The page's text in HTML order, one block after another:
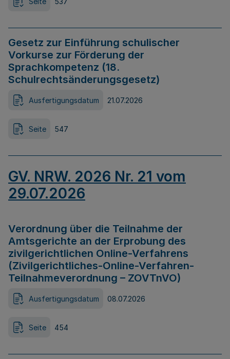
Gesetz zur Einführung schulischer
Vorkurse zur Förderung der
Sprachkompetenz (18.
Schulrechtsänderungsgesetz)
Ausfertigungsdatum 21.07.2026
Seite 547
GV. NRW. 2026 Nr. 21 vom
29.07.2026
Verordnung über die Teilnahme der
Amtsgerichte an der Erprobung des
zivilgerichtlichen Online-Verfahrens
(Zivilgerichtliches-Online-Verfahren-
Teilnahmeverordnung – ZOVTnVO)
Ausfertigungsdatum 08.07.2026
Seite 454